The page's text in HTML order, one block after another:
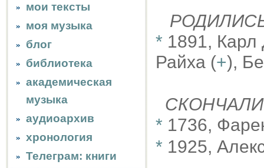
мои тексты
моя музыка
блог
библиотека
академическая
музыка
аудиоархив
хронология
Телеграм: книги
* 1891, Карл
Райха (+),
* 1736,
* 1925,